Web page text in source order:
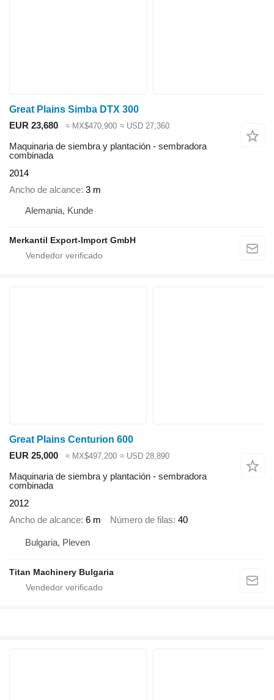
Great Plains Simba DTX 300
EUR 23,680
≈ MX$470,900 ≈ USD 27,360
Maquinaria de siembra y plantación - sembradora
combinada
2014
Ancho de alcance 3 m
Alemania, Kunde
Merkantil Export-Import GmbH
Great Plains Centurion 600
EUR 25,000
≈ MX$497,200 ≈ USD 28,890
Maquinaria de siembra y plantación - sembradora
combinada
2012
Ancho de alcance 6 m Número de filas 40
Bulgaria, Pleven
Titan Machinery Bulgaria